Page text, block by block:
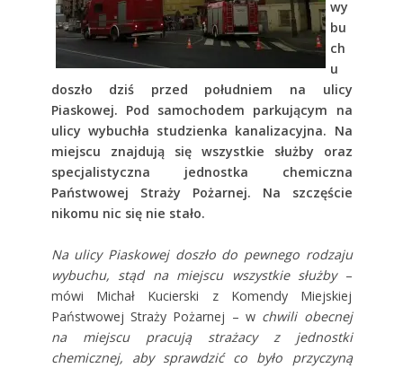
wy
bu
ch
u
doszło dziś przed południem na ulicy
Piaskowej. Pod samochodem parkującym na
ulicy wybuchła studzienka kanalizacyjna. Na
miejscu znajdują się wszystkie służby oraz
specjalistyczna jednostka chemiczna
Państwowej Straży Pożarnej. Na szczęście
nikomu nic się nie stało.
Na ulicy Piaskowej doszło do pewnego rodzaju
wybuchu, stąd na miejscu wszystkie służby–
mówi Michał Kucierski z Komendy Miejskiej
Państwowej Straży Pożarnej – w chwili obecnej
na miejscu pracują strażacy z jednostki
chemicznej, aby sprawdzić co było przyczyną